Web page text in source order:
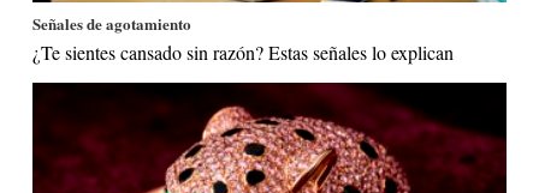
Señales de agotamiento
¿Te sientes cansado sin razón? Estas señales lo explican